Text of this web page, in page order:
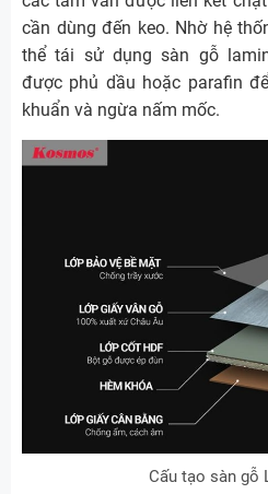
cần dùng đến keo. Nhờ hệ
thể tái sử dụng sàn gỗ
được phủ dầu hoặc parafin
khuẩn và ngừa nấm mốc.
Cấu tạo sàn gỗ